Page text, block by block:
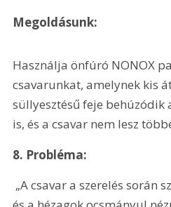
Megoldásunk:
Használja önfúró NONOX
csavarunkat, amelynek kis
süllyesztésű feje behúzódik
is, és a csavar nem lesz
8. Probléma: